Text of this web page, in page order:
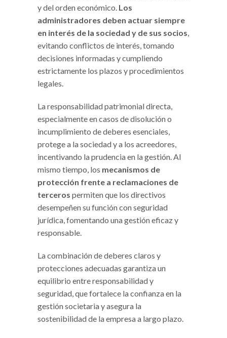
y del orden económico. Los
administradores deben actuar siempre
en interés de la sociedad y de sus socios,
evitando conflictos de interés, tomando
decisiones informadas y cumpliendo
estrictamente los plazos y procedimientos
legales.
La responsabilidad patrimonial directa,
especialmente en casos de disolución o
incumplimiento de deberes esenciales,
protege a la sociedad y a los acreedores,
incentivando la prudencia en la gestión. Al
mismo tiempo, los mecanismos de
protección frente a reclamaciones de
terceros permiten que los directivos
desempeñen su función con seguridad
jurídica, fomentando una gestión eficaz y
responsable.
La combinación de deberes claros y
protecciones adecuadas garantiza un
equilibrio entre responsabilidad y
seguridad, que fortalece la confianza en la
gestión societaria y asegura la
sostenibilidad de la empresa a largo plazo.